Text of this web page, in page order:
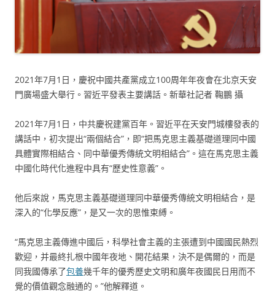
2021年7月1日，慶祝中國共產黨成立100周年年夜會在北京天安
門廣場盛大舉行。習近平發表主要講話。新華社記者 鞠鵬 攝
2021年7月1日，中共慶祝建黨百年。習近平在天安門城樓發表的
講話中，初次提出“兩個結合”，即“把馬克思主義基礎道理同中國
具體實際相結合、同中華優秀傳統文明相結合”。這在馬克思主義
中國化時代化進程中具有“歷史性意義”。
他后來說，馬克思主義基礎道理同中華優秀傳統文明相結合，是
深入的“化學反應”，是又一次的思惟束縛。
“馬克思主義傳進中國后，科學社會主義的主張遭到中國國民熱烈
歡迎，并最終扎根中國年夜地、開花結果，決不是偶爾的，而是
同我國傳承了包養幾千年的優秀歷史文明和廣年夜國民日用而不
覺的價值觀念融通的。”他解釋道。